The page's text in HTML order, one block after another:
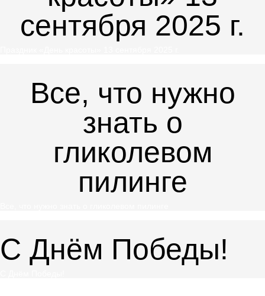
сентября 2025 г.
Все, что нужно
знать о
гликолевом
пилинге
С Днём Победы!